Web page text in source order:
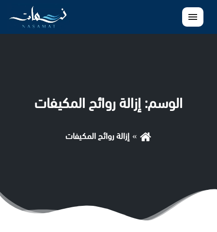
القائمة
الوسم:إزالة روائح المكيفات
إزالة روائح المكيفات